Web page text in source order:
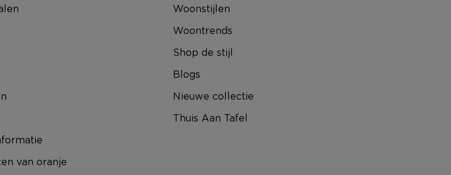
van oranje
Woonstijlen
Woontrends
Shop de stijl
Blogs
Nieuwe collectie
Thuis Aan Tafel